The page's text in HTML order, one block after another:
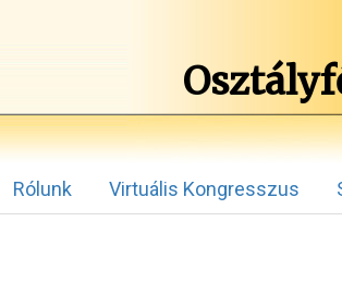
Rólunk Virtuális Kongresszus